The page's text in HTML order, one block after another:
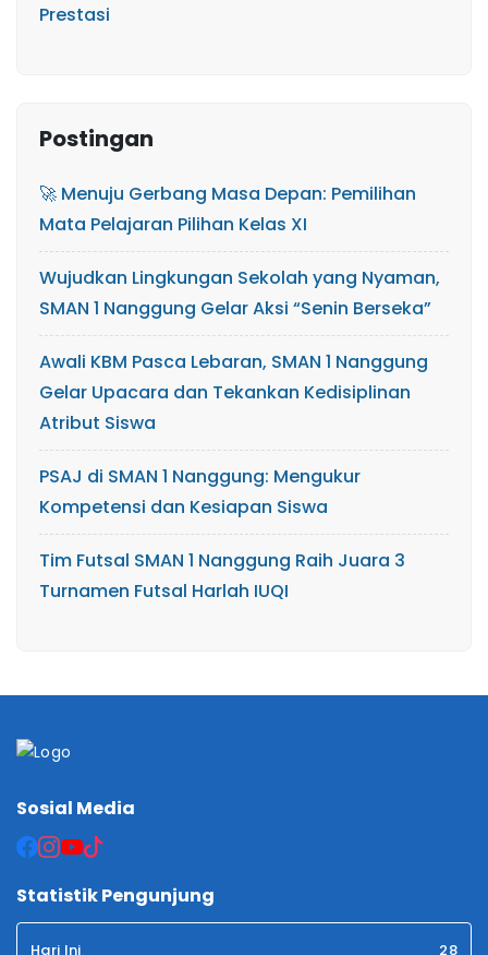
Prestasi
Postingan
🚀 Menuju Gerbang Masa Depan: Pemilihan
Mata Pelajaran Pilihan Kelas XI
Wujudkan Lingkungan Sekolah yang Nyaman,
SMAN 1 Nanggung Gelar Aksi “Senin Berseka”
Awali KBM Pasca Lebaran, SMAN 1 Nanggung
Gelar Upacara dan Tekankan Kedisiplinan
Atribut Siswa
PSAJ di SMAN 1 Nanggung: Mengukur
Kompetensi dan Kesiapan Siswa
Tim Futsal SMAN 1 Nanggung Raih Juara 3
Turnamen Futsal Harlah IUQI
Sosial Media
Statistik Pengunjung
Hari Ini 28